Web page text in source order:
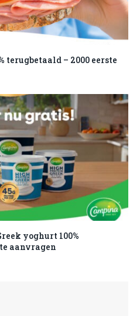
terugbetaald – 2000 eerste
yoghurt 100%
aanvragen